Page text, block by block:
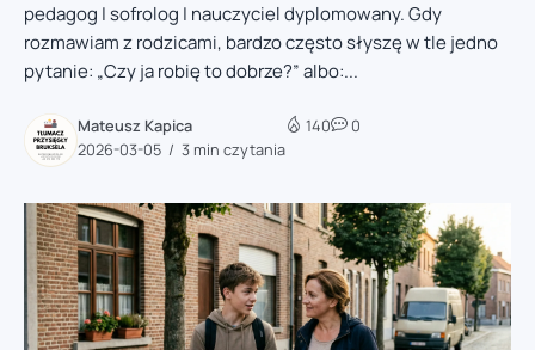
pedagog | sofrolog | nauczyciel dyplomowany. Gdy
rozmawiam z rodzicami, bardzo często słyszę w tle jedno
pytanie: „Czy ja robię to dobrze?” albo:...
Mateusz Kapica
2026-03-05
3 min czytania
140 0